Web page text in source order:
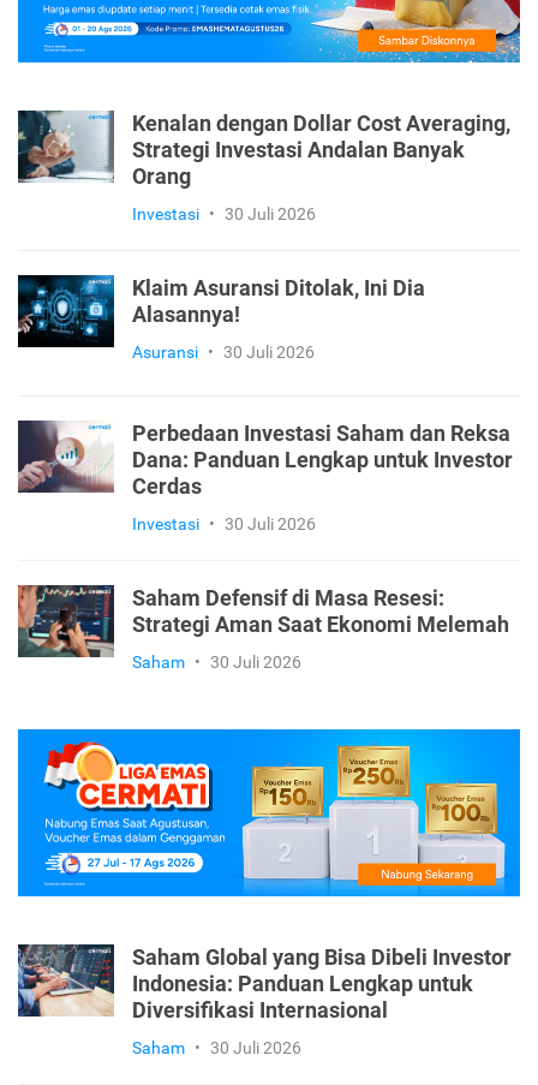
Kenalan dengan Dollar Cost Averaging,
Strategi Investasi Andalan Banyak
Orang
Investasi • 30 Juli 2026
Klaim Asuransi Ditolak, Ini Dia
Alasannya!
Asuransi • 30 Juli 2026
Perbedaan Investasi Saham dan Reksa
Dana: Panduan Lengkap untuk Investor
Cerdas
Investasi • 30 Juli 2026
Saham Defensif di Masa Resesi:
Strategi Aman Saat Ekonomi Melemah
Saham • 30 Juli 2026
Saham Global yang Bisa Dibeli Investor
Indonesia: Panduan Lengkap untuk
Diversifikasi Internasional
Saham • 30 Juli 2026